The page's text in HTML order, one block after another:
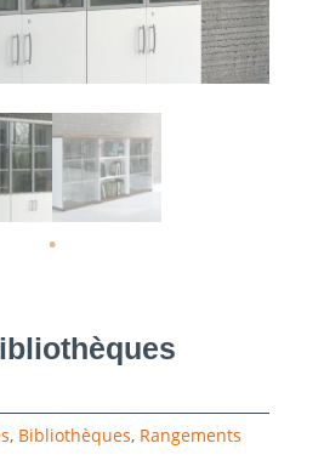
, Bibliothèques, Rangements